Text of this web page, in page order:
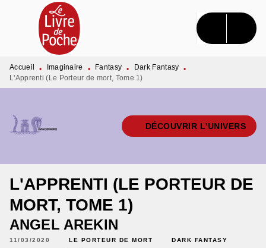
MENU RECHERCHE CONTENU
PIED DE PAGE
Accueil • Imaginaire • Fantasy • Dark Fantasy
•
L'Apprenti (Le Porteur de mort, Tome 1)
DÉCOUVRIR L'UNIVERS
L'APPRENTI (LE PORTEUR DE
MORT, TOME 1)
ANGEL AREKIN
11/03/2020 LE PORTEUR DE MORT DARK FANTASY